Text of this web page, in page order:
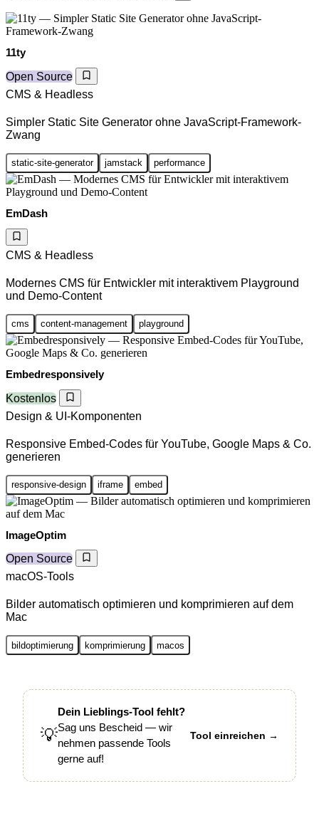
11ty
Open Source
CMS & Headless
Simpler Static Site Generator ohne JavaScript-Framework-
Zwang
static-site-generator jamstack performance
EmDash
CMS & Headless
Modernes CMS für Entwickler mit interaktivem Playground
und Demo-Content
cms content-management playground
Embedresponsively
Kostenlos
Design & UI-Komponenten
Responsive Embed-Codes für YouTube, Google Maps & Co.
generieren
responsive-design iframe embed
ImageOptim
Open Source
macOS-Tools
Bilder automatisch optimieren und komprimieren auf dem
Mac
bildoptimierung komprimierung macos
💡
Dein Lieblings-Tool fehlt?
Sag uns Bescheid — wir
nehmen passende Tools
gerne auf!
Tool einreichen →